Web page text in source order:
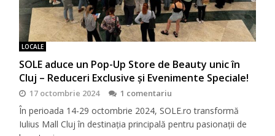
LOCALE
SOLE aduce un Pop-Up Store de Beauty unic în
Cluj – Reduceri Exclusive și Evenimente Speciale!
17 octombrie 2024 1 comentariu
În perioada 14-29 octombrie 2024, SOLE.ro transformă
Iulius Mall Cluj în destinația principală pentru pasionații de